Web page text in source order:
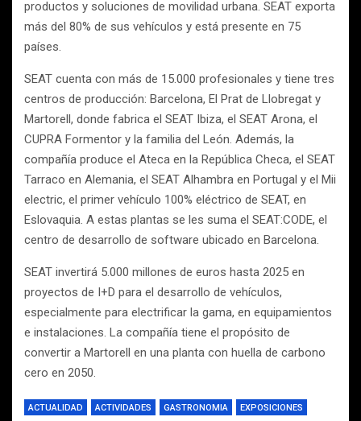
productos y soluciones de movilidad urbana. SEAT exporta
más del 80% de sus vehículos y está presente en 75
países.
SEAT cuenta con más de 15.000 profesionales y tiene tres
centros de producción: Barcelona, El Prat de Llobregat y
Martorell, donde fabrica el SEAT Ibiza, el SEAT Arona, el
CUPRA Formentor y la familia del León. Además, la
compañía produce el Ateca en la República Checa, el SEAT
Tarraco en Alemania, el SEAT Alhambra en Portugal y el Mii
electric, el primer vehículo 100% eléctrico de SEAT, en
Eslovaquia. A estas plantas se les suma el SEAT:CODE, el
centro de desarrollo de software ubicado en Barcelona.
SEAT invertirá 5.000 millones de euros hasta 2025 en
proyectos de I+D para el desarrollo de vehículos,
especialmente para electrificar la gama, en equipamientos
e instalaciones. La compañía tiene el propósito de
convertir a Martorell en una planta con huella de carbono
cero en 2050.
ACTUALIDAD ACTIVIDADES GASTRONOMIA EXPOSICIONES